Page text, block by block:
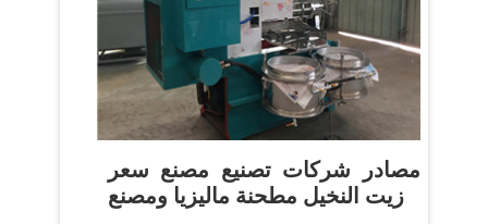
مصادر شركات تصنيع مصنع سعر
زيت النخيل مطحنة ماليزيا ومصنع